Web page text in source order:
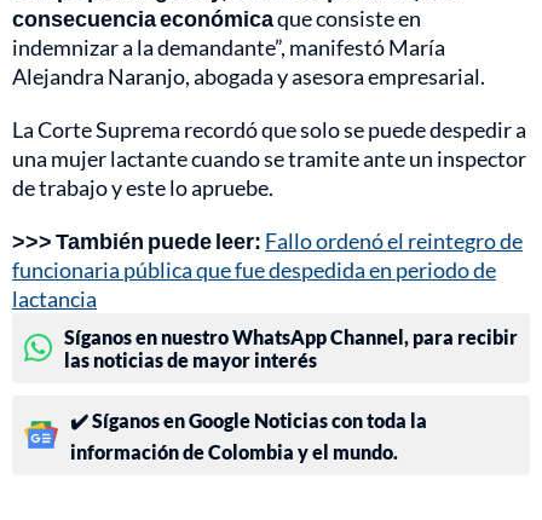
consecuencia económicaque consiste en
indemnizar a la demandante”, manifestó María
Alejandra Naranjo, abogada y asesora empresarial.
La Corte Suprema recordó que solo se puede despedir a
una mujer lactante cuando se tramite ante un inspector
de trabajo y este lo apruebe.
>>> También puede leer: Fallo ordenó el reintegro de
funcionaria pública que fue despedida en periodo de
lactancia
Síganos en nuestro WhatsApp Channel, para recibir
las noticias de mayor interés
✔️ Síganos en Google Noticias con toda la
información de Colombia y el mundo.